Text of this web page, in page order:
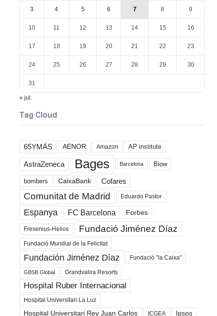
3 4 5 6 7 8 9
10 11 12 13 14 15 16
17 18 19 20 21 22 23
24 25 26 27 28 29 30
31
« jul.
Tag Cloud
65YMÁS AENOR Amazon AP institute
AstraZeneca Bages Barcelona Biow
bombers CaixaBank Cofares
Comunitat de Madrid Eduardo Pastor
Espanya FC Barcelona Forbes
Fresenius-Helios Fundació Jiménez Díaz
Fundació Mundial de la Felicitat
Fundación Jiménez Díaz Fundació ”la Caixa”
GBSB Global Grandvalira Resorts
Hospital Ruber Internacional
Hospital Universitari La Luz
Hospital Universitari Rey Juan Carlos ICGEA Ipsos